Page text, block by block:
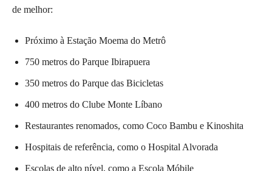
de melhor:
Próximo à Estação Moema do Metrô
750 metros do Parque Ibirapuera
350 metros do Parque das Bicicletas
400 metros do Clube Monte Líbano
Restaurantes renomados, como Coco Bambu e Kinoshita
Hospitais de referência, como o Hospital Alvorada
Escolas de alto nível, como a Escola Móbile